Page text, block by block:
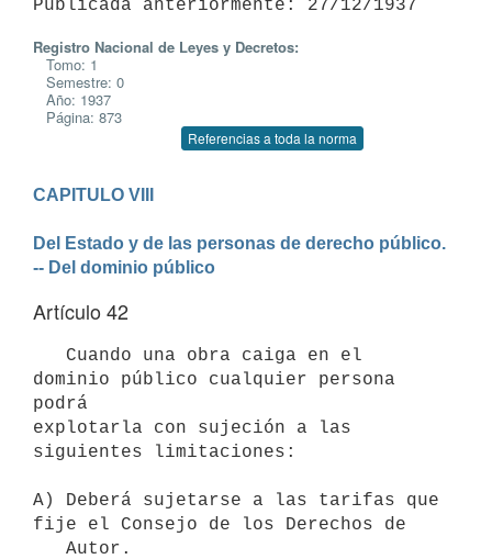
Registro Nacional de Leyes y Decretos:
Tomo: 1
Semestre: 0
Año: 1937
Página: 873
Referencias a toda la norma
CAPITULO VIII
Del Estado y de las personas de derecho público.
-- Del dominio público
Artículo 42
dominio público cualquier persona
podrá
explotarla con sujeción a las
siguientes limitaciones:
A) Deberá sujetarse a las tarifas que
fije el Consejo de los Derechos de